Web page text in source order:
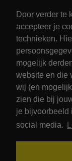
Door verder te
accepteer je
technieken.
mogelijk
website en die
wij (en
zien die bij
je bijvoorbeeld
social media.
Klantenservice
© 2026 -